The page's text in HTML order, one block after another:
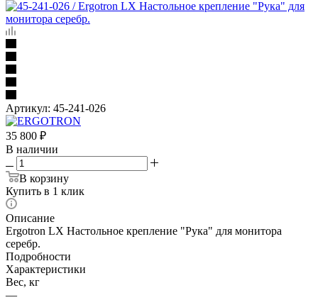
Артикул: 45-241-026
35 800 ₽
В наличии
В корзину
Купить в 1 клик
Описание
Ergotron LX Настольное крепление "Рука" для монитора
серебр.
Подробности
Характеристики
Вес, кг
—